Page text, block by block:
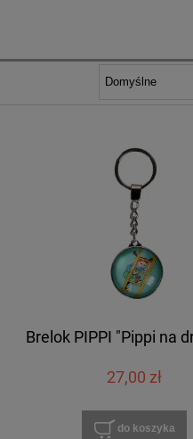
Brelok PIPPI "Pippi na
27,00 zł
do koszyka